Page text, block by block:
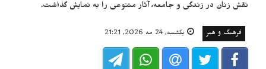
نقش زنان در زندگی و جامعه، آثار متنوعی را به نمایش گذاشت.
فرهنگ و هنر یکشنبه, 24 مه 2026, 21:21